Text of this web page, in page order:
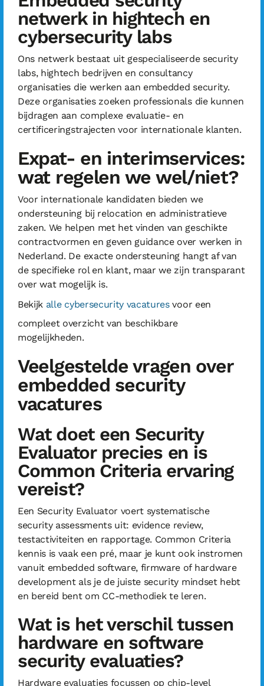
netwerk in hightech en
cybersecurity labs
Ons netwerk bestaat uit gespecialiseerde security
labs, hightech bedrijven en consultancy
organisaties die werken aan embedded security.
Deze organisaties zoeken professionals die kunnen
bijdragen aan complexe evaluatie- en
certificeringstrajecten voor internationale klanten.
Expat- en interimservices:
wat regelen we wel/niet?
Voor internationale kandidaten bieden we
ondersteuning bij relocation en administratieve
zaken. We helpen met het vinden van geschikte
contractvormen en geven guidance over werken in
Nederland. De exacte ondersteuning hangt af van
de specifieke rol en klant, maar we zijn transparant
over wat mogelijk is.
Bekijk alle cybersecurity vacaturesvoor een
compleet overzicht van beschikbare
mogelijkheden.
Veelgestelde vragen over
embedded security
vacatures
Wat doet een Security
Evaluator precies en is
Common Criteria ervaring
vereist?
Een Security Evaluator voert systematische
security assessments uit: evidence review,
testactiviteiten en rapportage. Common Criteria
kennis is vaak een pré, maar je kunt ook instromen
vanuit embedded software, firmware of hardware
development als je de juiste security mindset hebt
en bereid bent om CC-methodiek te leren.
Wat is het verschil tussen
hardware en software
security evaluaties?
Hardware evaluaties focussen op chip-level